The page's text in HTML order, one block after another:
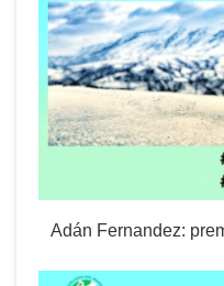
Adán Fernandez: